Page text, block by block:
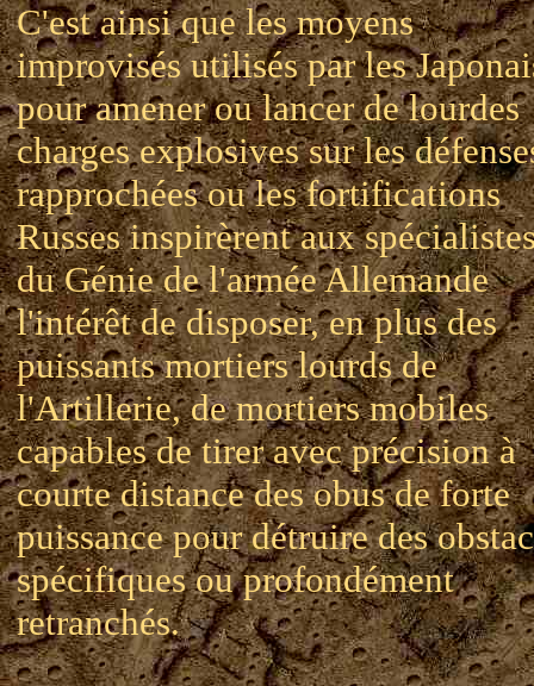
C'est ainsi que les moyens
improvisés utilisés par les
pour amener ou lancer de lourdes
charges explosives sur les
rapprochées ou les fortifications
Russes inspirèrent aux
du Génie de l'armée Allemande
l'intérêt de disposer, en plus des
puissants mortiers lourds de
l'Artillerie, de mortiers mobiles
capables de tirer avec précision à
courte distance des obus de forte
puissance pour détruire des
spécifiques ou profondément
retranchés.